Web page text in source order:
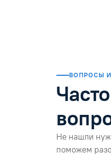
ВОПРОСЫ
Не нашли
поможем